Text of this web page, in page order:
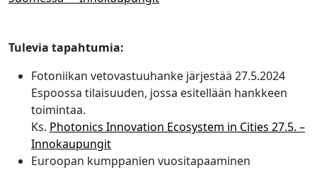
Tulevia tapahtumia:
Fotoniikan vetovastuuhanke järjestää 27.5.2024
Espoossa tilaisuuden, jossa esitellään hankkeen
toimintaa.
Ks. Photonics Innovation Ecosystem in Cities 27.5. –
Innokaupungit
Euroopan kumppanien vuositapaaminen